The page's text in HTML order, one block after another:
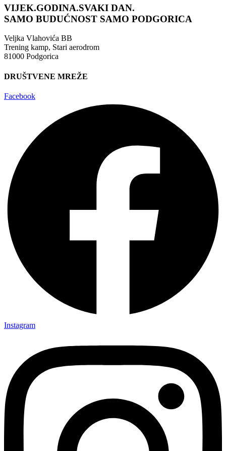
VIJEK.GODINA.SVAKI DAN.
SAMO BUDUĆNOST SAMO PODGORICA
Veljka Vlahovića BB
Trening kamp, Stari aerodrom
81000 Podgorica
DRUŠTVENE MREŽE
Facebook
Instagram